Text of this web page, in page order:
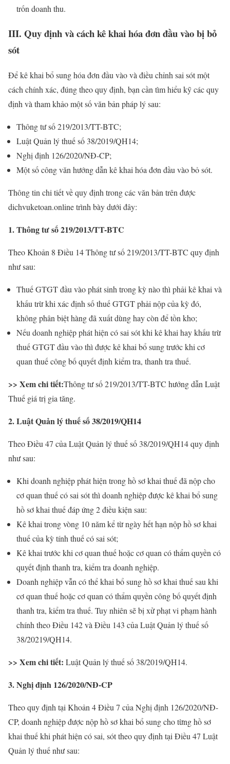
trốn doanh thu.
III. Quy định và cách kê khai hóa đơn đầu vào bị bỏ
sót
Để kê khai bổ sung hóa đơn đầu vào và điều chỉnh sai sót một
cách chính xác, đúng theo quy định, bạn cần tìm hiểu kỹ các quy
định và tham khảo một số văn bản pháp lý sau:
Thông tư số 219/2013/TT-BTC;
Luật Quản lý thuế số 38/2019/QH14;
Nghị định 126/2020/NĐ-CP;
Một số công văn hướng dẫn kê khai hóa đơn đầu vào bỏ sót.
Thông tin chi tiết về quy định trong các văn bản trên được
dichvuketoan.online trình bày dưới đây:
1. Thông tư số 219/2013/TT-BTC
Theo Khoản 8 Điều 14 Thông tư số 219/2013/TT-BTC quy định
như sau:
Thuế GTGT đầu vào phát sinh trong kỳ nào thì phải kê khai và
khấu trừ khi xác định số thuế GTGT phải nộp của kỳ đó,
không phân biệt hàng đã xuất dùng hay còn để tồn kho;
Nếu doanh nghiệp phát hiện có sai sót khi kê khai hay khấu trừ
thuế GTGT đầu vào thì được kê khai bổ sung trước khi cơ
quan thuế công bố quyết định kiểm tra, thanh tra thuế.
>> Xem chi tiết:Thông tư số 219/2013/TT-BTC hướng dẫn Luật
Thuế giá trị gia tăng.
2. Luật Quản lý thuế số 38/2019/QH14
Theo Điều 47 của Luật Quản lý thuế số 38/2019/QH14 quy định
như sau:
Khi doanh nghiệp phát hiện trong hồ sơ khai thuế đã nộp cho
cơ quan thuế có sai sót thì doanh nghiệp được kê khai bổ sung
hồ sơ khai thuế đáp ứng 2 điều kiện sau:
Kê khai trong vòng 10 năm kể từ ngày hết hạn nộp hồ sơ khai
thuế của kỳ tính thuế có sai sót;
Kê khai trước khi cơ quan thuế hoặc cơ quan có thẩm quyền có
quyết định thanh tra, kiểm tra doanh nghiệp.
Doanh nghiệp vẫn có thể khai bổ sung hồ sơ khai thuế sau khi
cơ quan thuế hoặc cơ quan có thẩm quyền công bố quyết định
thanh tra, kiểm tra thuế. Tuy nhiên sẽ bị xử phạt vi phạm hành
chính theo Điều 142 và Điều 143 của Luật Quản lý thuế số
38/20219/QH14.
>> Xem chi tiết: Luật Quản lý thuế số 38/2019/QH14.
3. Nghị định 126/2020/NĐ-CP
Theo quy định tại Khoản 4 Điều 7 của Nghị định 126/2020/NĐ-
CP, doanh nghiệp được nộp hồ sơ khai bổ sung cho từng hồ sơ
khai thuế khi phát hiện có sai, sót theo quy định tại Điều 47 Luật
Quản lý thuế như sau: